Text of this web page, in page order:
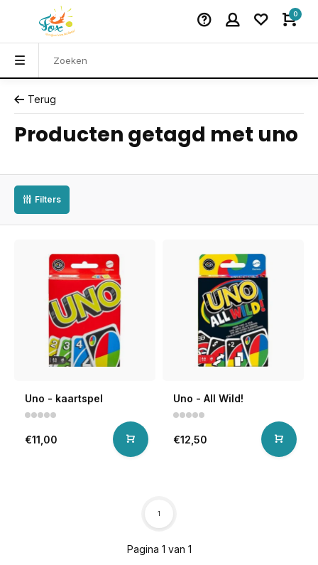
0
Terug
Producten getagd met uno
Filters
Uno - kaartspel
€11,00
Uno - All Wild!
€12,50
Pagina 1 van 1
1